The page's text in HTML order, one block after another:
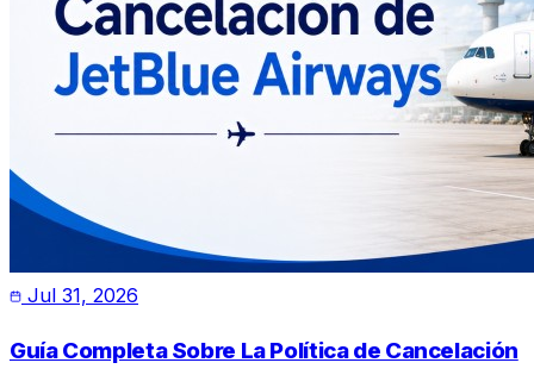
Jul 31, 2026
Guía Completa Sobre La Política de Cancelación